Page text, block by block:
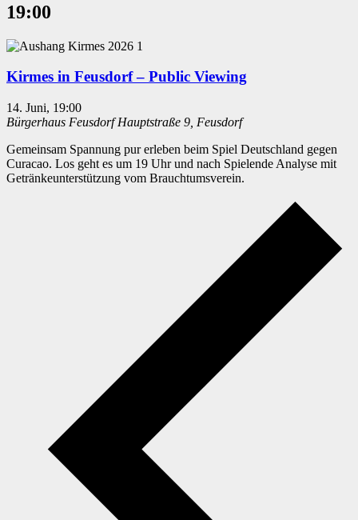
19:00
Kirmes in Feusdorf – Public Viewing
14. Juni, 19:00
Bürgerhaus FeusdorfHauptstraße 9, Feusdorf
Gemeinsam Spannung pur erleben beim Spiel Deutschland gegen
Curacao. Los geht es um 19 Uhr und nach Spielende Analyse mit
Getränkeunterstützung vom Brauchtumsverein.